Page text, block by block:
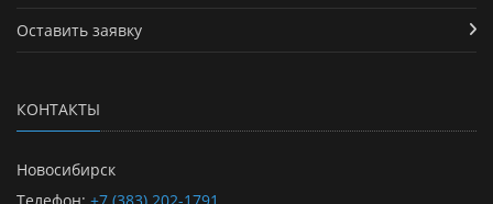
Оставить заявку
КОНТАКТЫ
Новосибирск